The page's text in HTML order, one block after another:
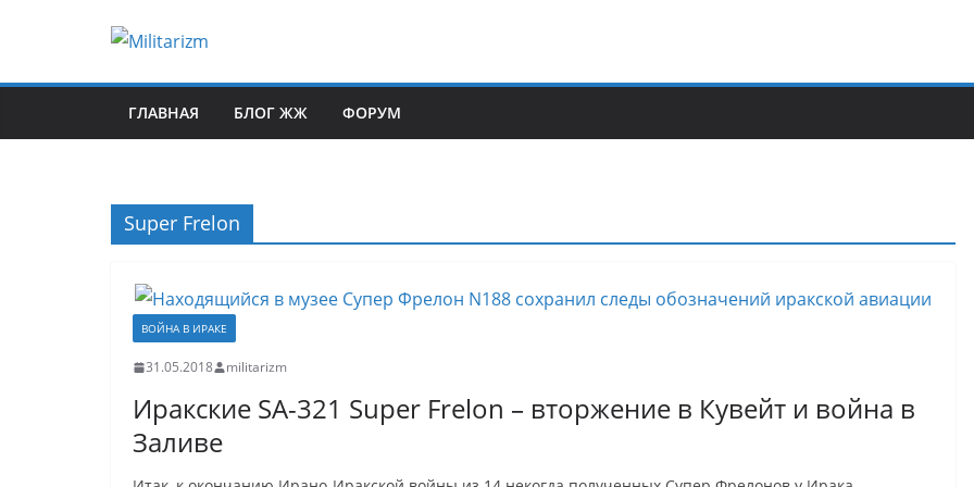
ГЛАВНАЯ БЛОГ ЖЖ ФОРУМ
Super Frelon
ВОЙНА В ИРАКЕ
31.05.2018 militarizm
Иракские SA-321 Super Frelon – вторжение в Кувейт и война в
Заливе